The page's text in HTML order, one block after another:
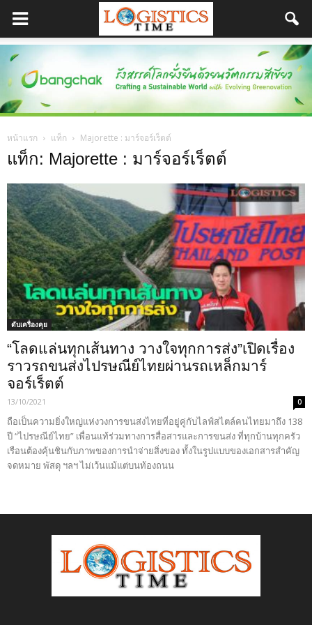
หน้าแรก แท็ก Majorette : มาร์จอร์เร็ตต์
แท็ก: Majorette : มาร์จอร์เร็ตต์
ดับเครื่องคุย
“โลดแล่นทุกเส้นทาง วางใจทุกการส่ง”เปิดเรื่อง
ราวรถขนส่งไปรษณีย์ไทยผ่านรถเหล็กมาร์
จอร์เร็ตต์
13/10/2021 0
ถือเป็นความยิ่งใหญ่แห่งวงการขนส่งไทยที่อยู่คู่กับไลฟ์สไตล์คนไทยมาถึง 138
ปี “ไปรษณีย์ไทย” เพื่อนแท้ร่วมทางการสื่อสารและการขนส่ง ที่ทุกบ้านทุกครัว
เรือนต้องคุ้นชินกับภาพของการนำจ่ายสิ่งของ ทั้งในรูปแบบของเอกสารสำคัญ
จดหมาย พัสดุ ฯลฯ ไม่เว้นแม้แต่บนท้องถนน